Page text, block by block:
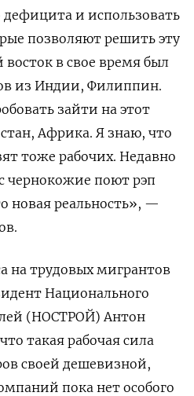
дефицита и использовать
позволяют решить эту
в свое время был
из Индии, Филиппин.
зайти на этот
Африка. Я знаю, что
тоже рабочих. Недавно
чернокожие поют рэп
новая реальность», —
на трудовых мигрантов
Национального
(НОСТРОЙ) Антон
такая рабочая сила
своей дешевизной,
пока нет особого